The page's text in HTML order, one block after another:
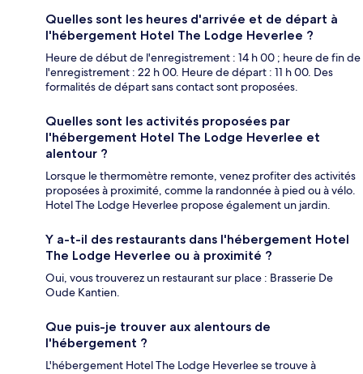
Quelles sont les heures d'arrivée et de départ à
l'hébergement Hotel The Lodge Heverlee ?
Heure de début de l'enregistrement : 14 h 00 ; heure de fin de
l'enregistrement : 22 h 00. Heure de départ : 11 h 00. Des
formalités de départ sans contact sont proposées.
Quelles sont les activités proposées par
l'hébergement Hotel The Lodge Heverlee et
alentour ?
Lorsque le thermomètre remonte, venez profiter des activités
proposées à proximité, comme la randonnée à pied ou à vélo.
Hotel The Lodge Heverlee propose également un jardin.
Y a-t-il des restaurants dans l'hébergement Hotel
The Lodge Heverlee ou à proximité ?
Oui, vous trouverez un restaurant sur place : Brasserie De
Oude Kantien.
Que puis-je trouver aux alentours de
l'hébergement ?
L'hébergement Hotel The Lodge Heverlee se trouve à